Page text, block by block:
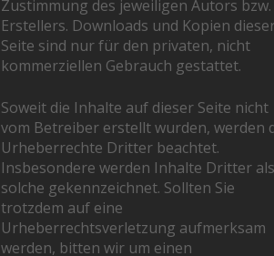
Zustimmung des jeweiligen Autors bzw.
Erstellers. Downloads und Kopien
Seite sind nur für den privaten, nicht
kommerziellen Gebrauch gestattet.
Soweit die Inhalte auf dieser Seite nicht
vom Betreiber erstellt wurden, werden
Urheberrechte Dritter beachtet.
Insbesondere werden Inhalte Dritter als
solche gekennzeichnet. Sollten Sie
trotzdem auf eine
Urheberrechtsverletzung aufmerksam
werden, bitten wir um einen